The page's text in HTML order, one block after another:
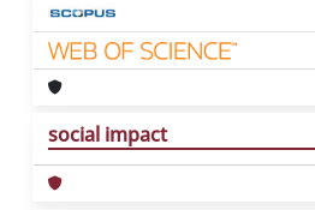
social impact